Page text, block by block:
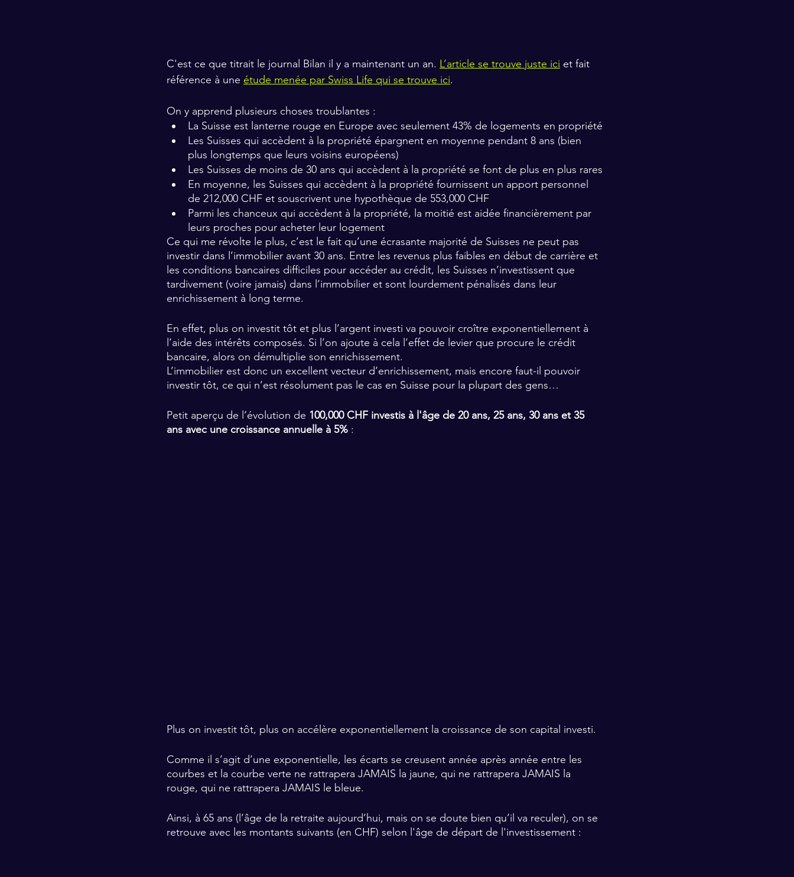
C'est ce que titrait le journal Bilan il y a maintenant un an. L’article se trouve juste ici et fait
référence à une étude menée par Swiss Life qui se trouve ici.
On y apprend plusieurs choses troublantes :
La Suisse est lanterne rouge en Europe avec seulement 43% de logements en propriété
Les Suisses qui accèdent à la propriété épargnent en moyenne pendant 8 ans (bien
plus longtemps que leurs voisins européens)
Les Suisses de moins de 30 ans qui accèdent à la propriété se font de plus en plus rares
En moyenne, les Suisses qui accèdent à la propriété fournissent un apport personnel
de 212,000 CHF et souscrivent une hypothèque de 553,000 CHF
Parmi les chanceux qui accèdent à la propriété, la moitié est aidée financièrement par
leurs proches pour acheter leur logement
Ce qui me révolte le plus, c’est le fait qu’une écrasante majorité de Suisses ne peut pas
investir dans l’immobilier avant 30 ans. Entre les revenus plus faibles en début de carrière et
les conditions bancaires difficiles pour accéder au crédit, les Suisses n’investissent que
tardivement (voire jamais) dans l’immobilier et sont lourdement pénalisés dans leur
enrichissement à long terme.
En effet, plus on investit tôt et plus l’argent investi va pouvoir croître exponentiellement à
l’aide des intérêts composés. Si l’on ajoute à cela l’effet de levier que procure le crédit
bancaire, alors on démultiplie son enrichissement.
L’immobilier est donc un excellent vecteur d’enrichissement, mais encore faut-il pouvoir
investir tôt, ce qui n’est résolument pas le cas en Suisse pour la plupart des gens…
Petit aperçu de l’évolution de 100,000 CHF investis à l'âge de 20 ans, 25 ans, 30 ans et 35
ans avec une croissance annuelle à 5% :
Plus on investit tôt, plus on accélère exponentiellement la croissance de son capital investi.
Comme il s’agit d’une exponentielle, les écarts se creusent année après année entre les
courbes et la courbe verte ne rattrapera JAMAIS la jaune, qui ne rattrapera JAMAIS la
rouge, qui ne rattrapera JAMAIS le bleue.
Ainsi, à 65 ans (l’âge de la retraite aujourd’hui, mais on se doute bien qu’il va reculer), on se
retrouve avec les montants suivants (en CHF) selon l'âge de départ de l'investissement :